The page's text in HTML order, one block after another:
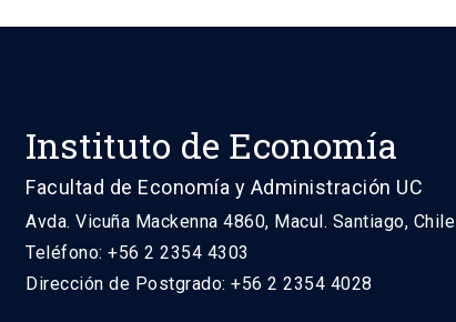
Instituto de Economía
Facultad de Economía y Administración UC
Avda. Vicuña Mackenna 4860, Macul. Santiago, Chile
Teléfono: +56 2 2354 4303
Dirección de Postgrado: +56 2 2354 4028